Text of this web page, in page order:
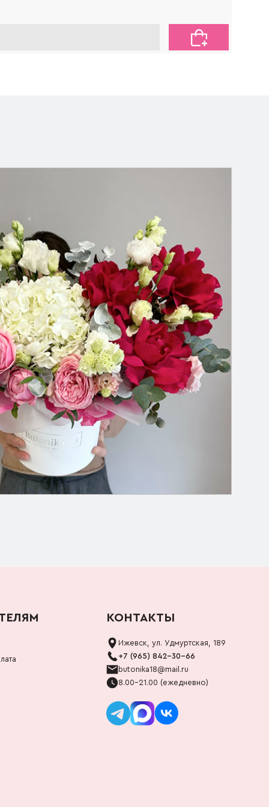
КОНТАКТЫ
Ижевск, ул. Удмуртская, 189
+7 (965) 842-30-66
butonika18@mail.ru
8.00-21.00 (ежедневно)